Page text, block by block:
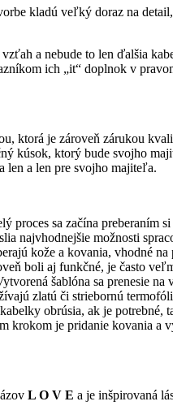
kladú veľký doraz na
a nebude to len ďalšia
ich „it“ doplnok v
ktorá je zároveň zárukou
kúsok, ktorý bude svojho
len a len pre svojho majiteľa.
sa začína preberaním
najvhodnejšie možnosti
kože a kovania, vhodné
boli aj funkčné, je často
šablóna sa prenesie
zlatú či striebornú
obrúsia, ak je potrebné,
krokom je pridanie kovania a
L O V E a je inšpirovaná